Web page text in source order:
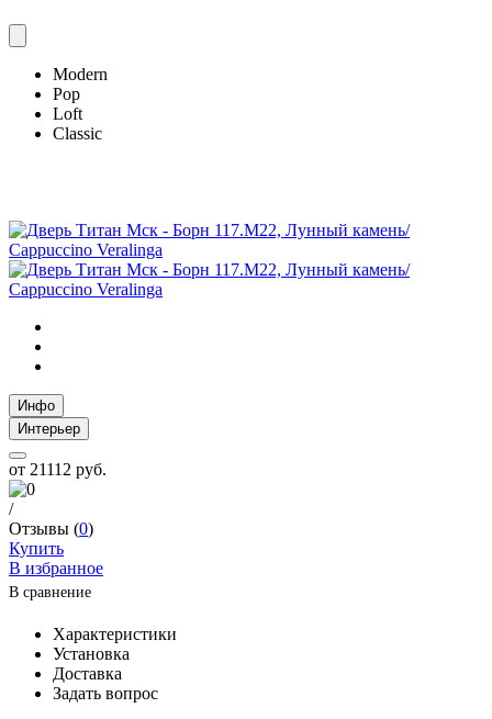
Modern
Pop
Loft
Classic
Инфо
Интерьер
от 21112 руб.
/
Отзывы (0)
Купить
В избранное
В сравнение
Характеристики
Установка
Доставка
Задать вопрос